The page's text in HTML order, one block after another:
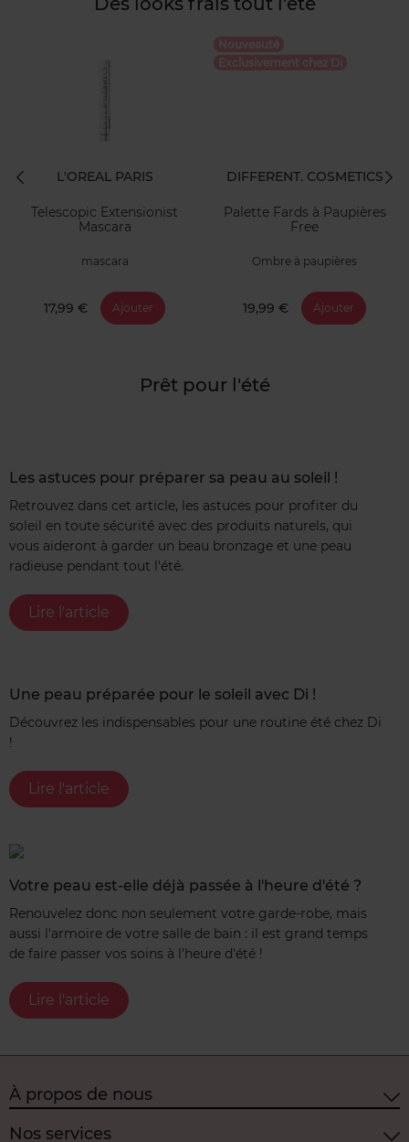
L'OREAL PARIS
Telescopic Extensionist
Mascara
mascara
17,99 € Ajouter
DIFFERENT. COSMETICS
Palette Fards à Paupières
Free
Ombre à paupières
19,99 € Ajouter
Prêt pour l'été
Les astuces pour préparer sa peau au soleil !
Retrouvez dans cet article, les astuces pour profiter du
soleil en toute sécurité avec des produits naturels, qui
vous aideront à garder un beau bronzage et une peau
radieuse pendant tout l'été.
Lire l'article
Une peau préparée pour le soleil avec Di !
Découvrez les indispensables pour une routine été chez Di
!
Lire l'article
Votre peau est-elle déjà passée à l'heure d'été ?
Renouvelez donc non seulement votre garde-robe, mais
aussi l'armoire de votre salle de bain : il est grand temps
de faire passer vos soins à l'heure d'été !
Lire l'article
À propos de nous
Nos services